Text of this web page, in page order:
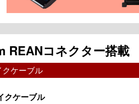
REANコネクター搭載
ケーブル
クケーブル